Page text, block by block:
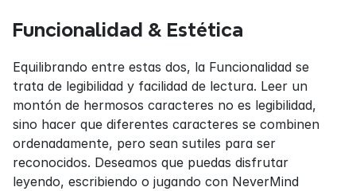
Funcionalidad & Estética
Equilibrando entre estas dos, la Funcionalidad se
trata de legibilidad y facilidad de lectura. Leer un
montón de hermosos caracteres no es legibilidad,
sino hacer que diferentes caracteres se combinen
ordenadamente, pero sean sutiles para ser
reconocidos. Deseamos que puedas disfrutar
leyendo, escribiendo o jugando con NeverMind